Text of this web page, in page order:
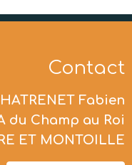
Contact
Fabien
du Champ au Roi
ET MONTOILLE